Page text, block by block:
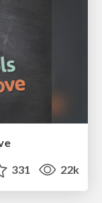
331 22k